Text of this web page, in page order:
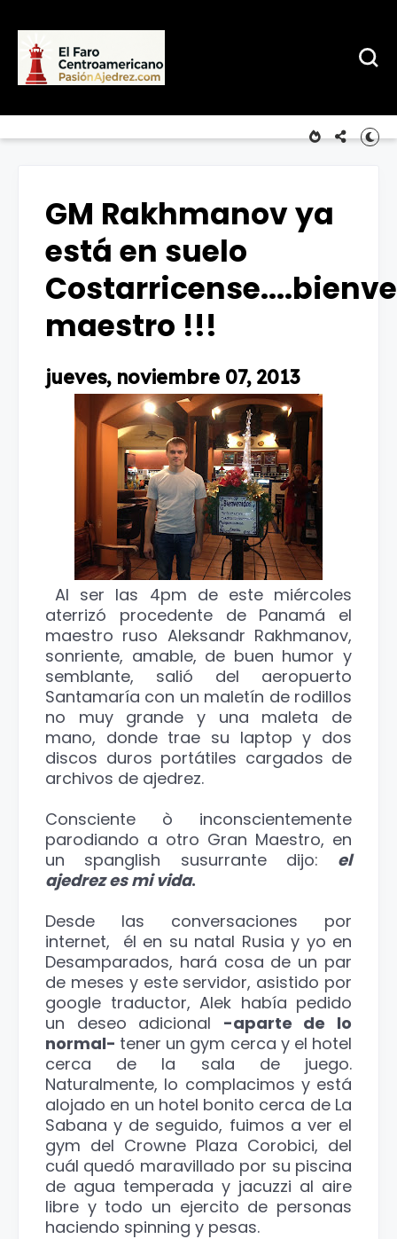
GM Rakhmanov ya
está en suelo
maestro !!!
jueves, noviembre 07, 2013
Al ser las 4pm de este miércoles
aterrizó procedente de Panamá el
maestro ruso Aleksandr Rakhmanov,
sonriente, amable, de buen humor y
semblante, salió del aeropuerto
Santamaría con un maletín de rodillos
no muy grande y una maleta de
mano, donde trae su laptop y dos
discos duros portátiles cargados de
archivos de ajedrez.
Consciente ò inconscientemente
parodiando a otro Gran Maestro, en
un spanglish susurrante dijo: el
ajedrez es mi vida.
Desde las conversaciones por
internet, él en su natal Rusia y yo en
Desamparados, hará cosa de un par
de meses y este servidor, asistido por
google traductor, Alek había pedido
un deseo adicional -aparte de lo
normal- tener un gym cerca y el hotel
cerca de la sala de juego.
Naturalmente, lo complacimos y está
alojado en un hotel bonito cerca de La
Sabana y de seguido, fuimos a ver el
gym del Crowne Plaza Corobici, del
cuál quedó maravillado por su piscina
de agua temperada y jacuzzi al aire
libre y todo un ejercito de personas
haciendo spinning y pesas.